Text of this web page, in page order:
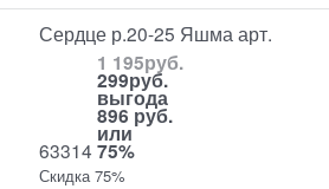
Сердце р.20-25 Яшма арт.
63314
1 195руб.
299руб.
выгода
896 руб.
или
75%
Скидка 75%